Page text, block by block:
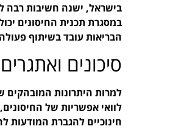
בישראל, ישנה חשיבות רבה
במסגרת תכנית החיסונים
הבריאות עובד בשיתוף
סיכונים ואתגרים
למרות היתרונות המובהקים
חינוכיים להגברת המודעות